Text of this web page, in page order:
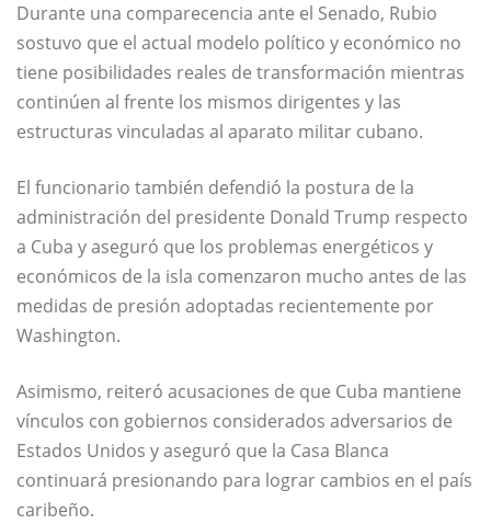
Durante una comparecencia ante el Senado, Rubio
sostuvo que el actual modelo político y económico no
tiene posibilidades reales de transformación mientras
continúen al frente los mismos dirigentes y las
estructuras vinculadas al aparato militar cubano.
El funcionario también defendió la postura de la
administración del presidente Donald Trump respecto
a Cuba y aseguró que los problemas energéticos y
económicos de la isla comenzaron mucho antes de las
medidas de presión adoptadas recientemente por
Washington.
Asimismo, reiteró acusaciones de que Cuba mantiene
vínculos con gobiernos considerados adversarios de
Estados Unidos y aseguró que la Casa Blanca
continuará presionando para lograr cambios en el país
caribeño.